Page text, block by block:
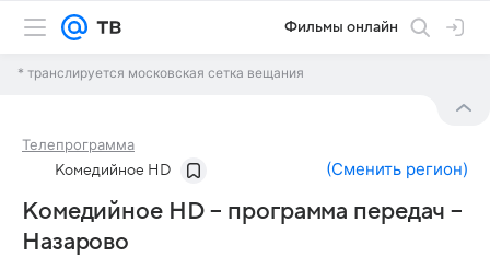
Фильмы онлайн
* транслируется московская сетка вещания
Телепрограмма
Комедийное HD (Сменить регион)
Комедийное HD – программа передач –
Назарово